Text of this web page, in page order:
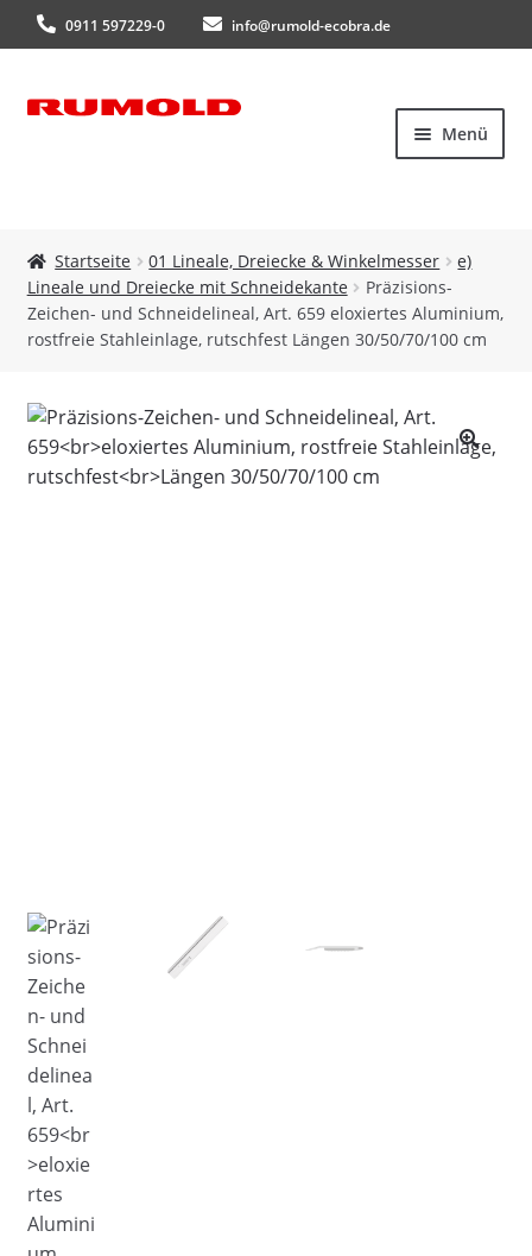
0911 597229-0 info@rumold-ecobra.de
Zur
Zum
Menü
Über uns
Produkte
Neuheiten
Kataloge
Startseite 01 Lineale, Dreiecke & Winkelmesser
e)
Lineale und Dreiecke mit Schneidekante
Präzisions-
Zeichen- und Schneidelineal, Art. 659 eloxiertes Aluminium,
rostfreie Stahleinlage, rutschfest Längen 30/50/70/100 cm